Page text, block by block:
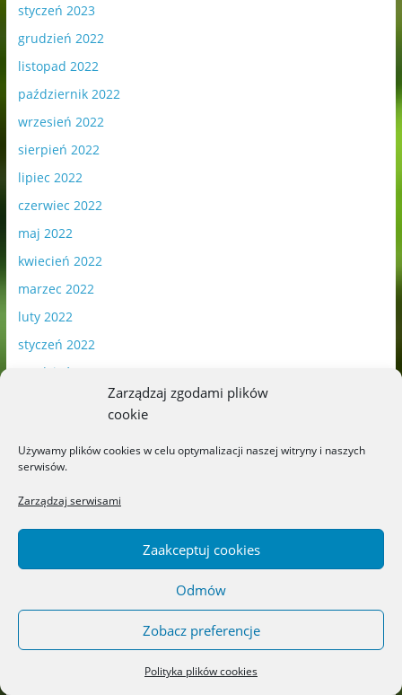
Zarządzaj zgodami plików
cookie
Używamy plików cookies w celu optymalizacji naszej witryny i naszych
serwisów.
Zarządzaj serwisami
Zaakceptuj cookies
Odmów
Zobacz preferencje
Polityka plików cookies
styczeń 2023
grudzień 2022
listopad 2022
październik 2022
wrzesień 2022
sierpień 2022
lipiec 2022
czerwiec 2022
maj 2022
kwiecień 2022
marzec 2022
luty 2022
styczeń 2022
grudzień 2021
wrzesień 2021
lipiec 2021
czerwiec 2021
maj 2021
luty 2021